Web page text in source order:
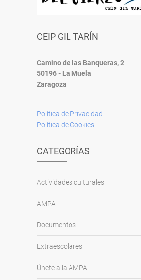
CEIP GIL TARÍN
Camino de las Banqueras, 2
50196 - La Muela
Zaragoza
Política de Privacidad
Política de Cookies
CATEGORÍAS
Actividades culturales
AMPA
Documentos
Extraescolares
Únete a la AMPA